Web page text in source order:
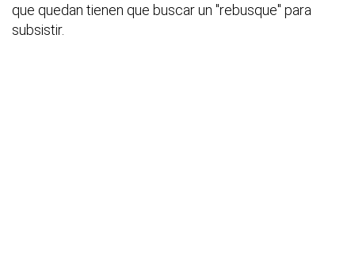
que quedan tienen que buscar un "rebusque" para
subsistir.